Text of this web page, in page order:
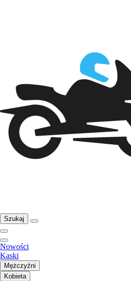
Szukaj
Nowości
Kaski
Mężczyźni
Kobieta